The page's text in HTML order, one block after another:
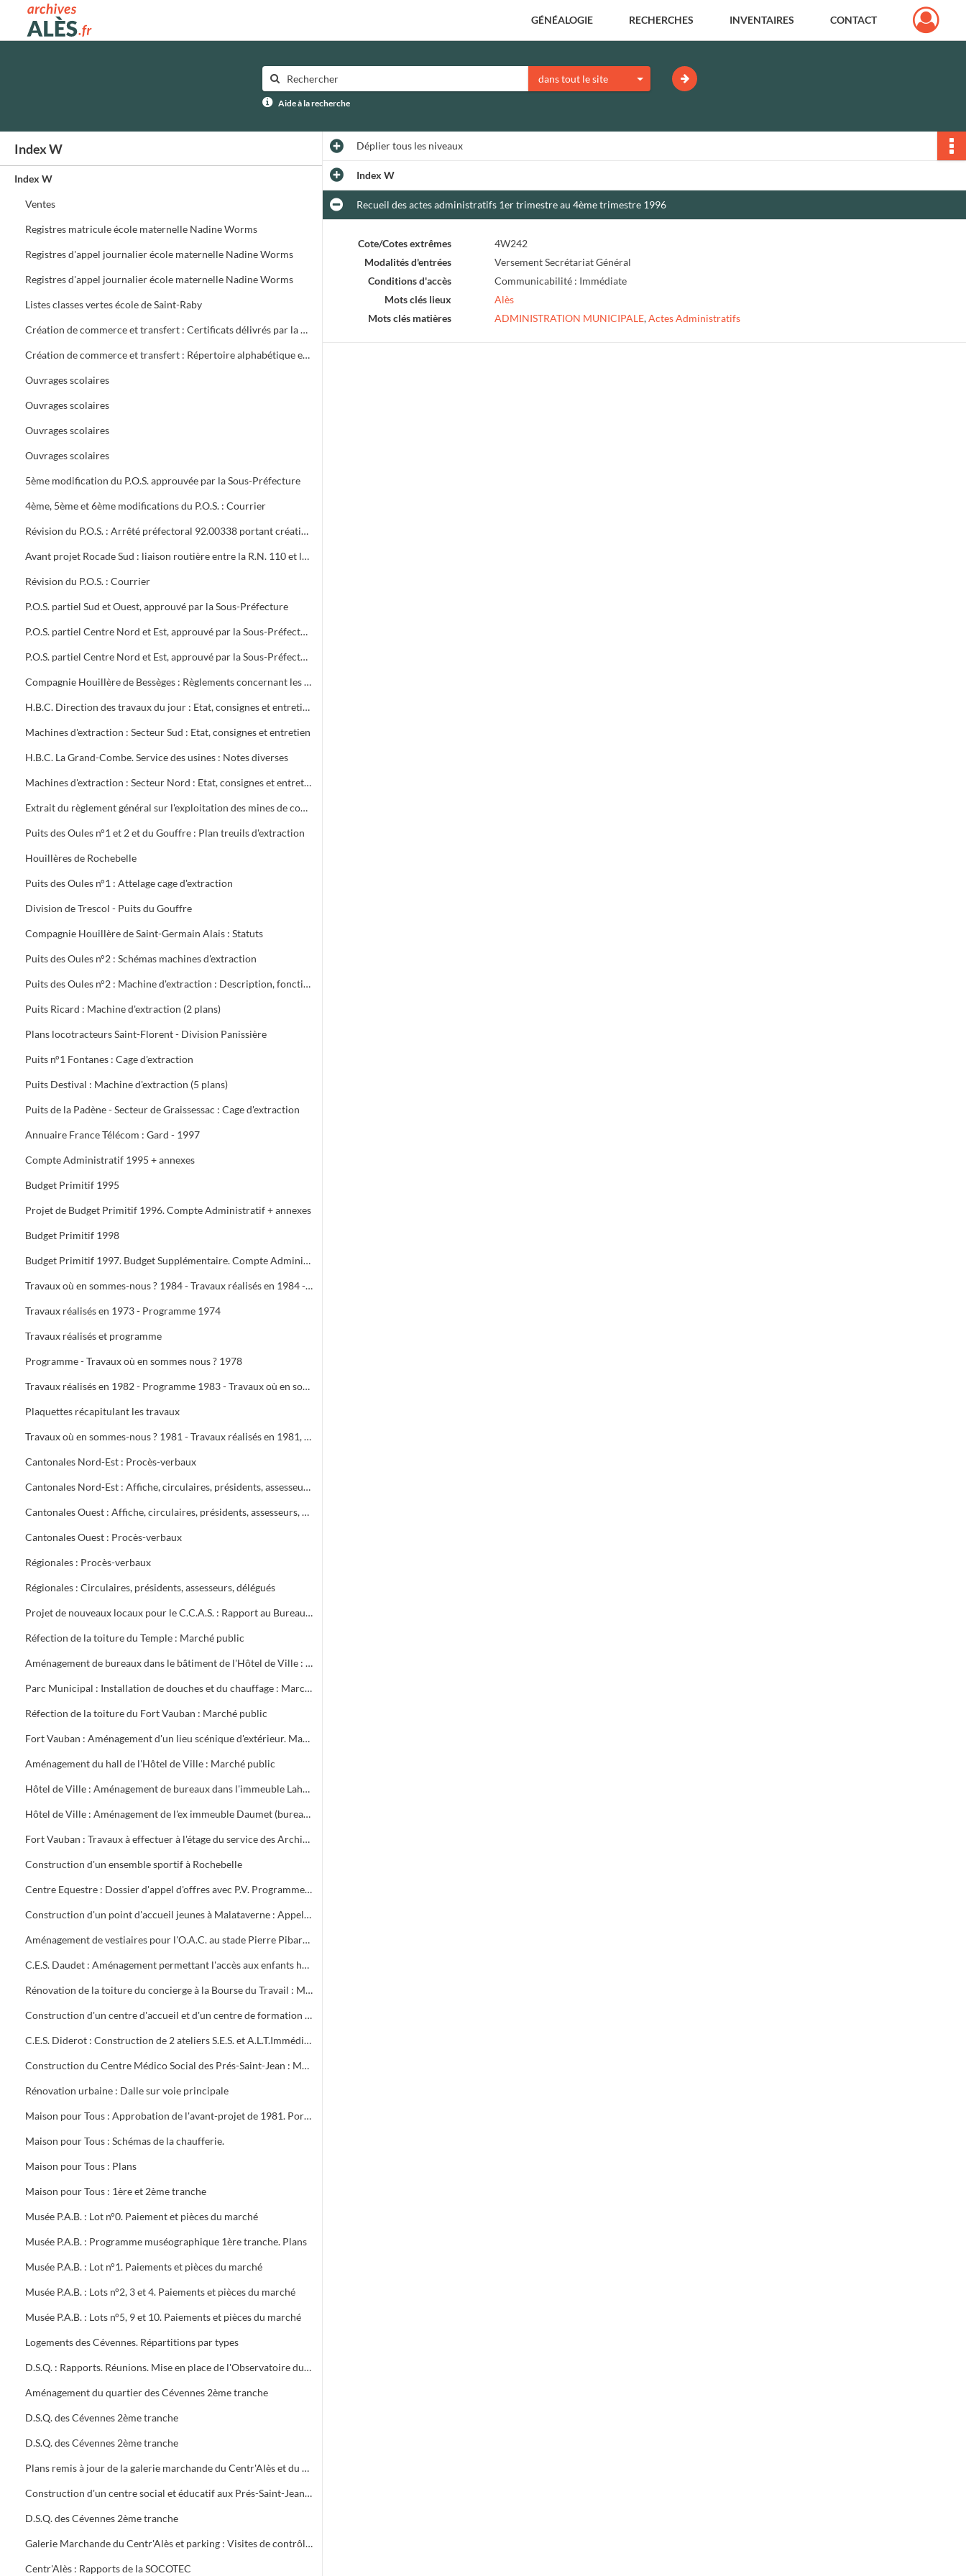
Archives municipales d'Alès GÉNÉALOGIE RECHERCHES INVENTAIRES CONTACT
dans tout le site
Aide à la recherche
Index W
Index W
Ventes
Registres matricule école maternelle Nadine Worms
Registres d'appel journalier école maternelle Nadine Worms
Registres d'appel journalier école maternelle Nadine Worms
Listes classes vertes école de Saint-Raby
Création de commerce et transfert : Certificats délivrés par la mairie
Création de commerce et transfert : Répertoire alphabétique et chronologique
Ouvrages scolaires
Ouvrages scolaires
Ouvrages scolaires
Ouvrages scolaires
5ème modification du P.O.S. approuvée par la Sous-Préfecture
4ème, 5ème et 6ème modifications du P.O.S. : Courrier
Révision du P.O.S. : Arrêté préfectoral 92.00338 portant création d'utilité publique projet à 2x2 voies R.N.106 entre Alès et Boucoiran
Avant projet Rocade Sud : liaison routière entre la R.N. 110 et la R.N. 106
Révision du P.O.S. : Courrier
P.O.S. partiel Sud et Ouest, approuvé par la Sous-Préfecture
P.O.S. partiel Centre Nord et Est, approuvé par la Sous-Préfecture
P.O.S. partiel Centre Nord et Est, approuvé par la Sous-Préfecture
Compagnie Houillère de Bessèges : Règlements concernant les ouvriers
H.B.C. Direction des travaux du jour : Etat, consignes et entretien des machines d'extraction
Machines d'extraction : Secteur Sud : Etat, consignes et entretien
H.B.C. La Grand-Combe. Service des usines : Notes diverses
Machines d'extraction : Secteur Nord : Etat, consignes et entretien
Extrait du règlement général sur l'exploitation des mines de combustibles : décret du 13 août 1911 modifié en mai 1931
Puits des Oules n°1 et 2 et du Gouffre : Plan treuils d'extraction
Houillères de Rochebelle
Puits des Oules n°1 : Attelage cage d'extraction
Division de Trescol - Puits du Gouffre
Compagnie Houillère de Saint-Germain Alais : Statuts
Puits des Oules n°2 : Schémas machines d'extraction
Puits des Oules n°2 : Machine d'extraction : Description, fonctionnement, conduite et entretien : 3 documents
Puits Ricard : Machine d'extraction (2 plans)
Plans locotracteurs Saint-Florent - Division Panissière
Puits n°1 Fontanes : Cage d'extraction
Puits Destival : Machine d'extraction (5 plans)
Puits de la Padène - Secteur de Graissessac : Cage d'extraction
Annuaire France Télécom : Gard - 1997
Compte Administratif 1995 + annexes
Budget Primitif 1995
Projet de Budget Primitif 1996. Compte Administratif + annexes
Budget Primitif 1998
Budget Primitif 1997. Budget Supplémentaire. Compte Administratif + annexes
Travaux où en sommes-nous ? 1984 - Travaux réalisés en 1984 - Programme 1985 - Travaux 1987
Travaux réalisés en 1973 - Programme 1974
Travaux réalisés et programme
Programme - Travaux où en sommes nous ? 1978
Travaux réalisés en 1982 - Programme 1983 - Travaux où en sommes-nous ? 1983 - Travaux réalisés en 1983 - Programme 1984
Plaquettes récapitulant les travaux
Travaux où en sommes-nous ? 1981 - Travaux réalisés en 1981, programme 1982 - Travaux où en sommes-nous ? 1982
Cantonales Nord-Est : Procès-verbaux
Cantonales Nord-Est : Affiche, circulaires, présidents, assesseurs, délégués
Cantonales Ouest : Affiche, circulaires, présidents, assesseurs, délégués
Cantonales Ouest : Procès-verbaux
Régionales : Procès-verbaux
Régionales : Circulaires, présidents, assesseurs, délégués
Projet de nouveaux locaux pour le C.C.A.S. : Rapport au Bureau Municipal
Réfection de la toiture du Temple : Marché public
Aménagement de bureaux dans le bâtiment de l'Hôtel de Ville : Marché public
Parc Municipal : Installation de douches et du chauffage : Marché public
Réfection de la toiture du Fort Vauban : Marché public
Fort Vauban : Aménagement d'un lieu scénique d'extérieur. Marché public
Aménagement du hall de l'Hôtel de Ville : Marché public
Hôtel de Ville : Aménagement de bureaux dans l'immeuble Lahondès (3 tranches) : Marché public
Hôtel de Ville : Aménagement de l'ex immeuble Daumet (bureaux du 2ème étage Informatique, cave escalier) : Marché public
Fort Vauban : Travaux à effectuer à l'étage du service des Archives. Liste du mobilier à acheter. Installation du Fonds Ancien de la Bibliothèque
Construction d'un ensemble sportif à Rochebelle
Centre Equestre : Dossier d'appel d'offres avec P.V. Programme du concours. Réunions de chantier
Construction d'un point d'accueil jeunes à Malataverne : Appel d'offres
Aménagement de vestiaires pour l'O.A.C. au stade Pierre Pibarot : Estimatif
C.E.S. Daudet : Aménagement permettant l'accès aux enfants handicapés. Projet et marché public
Rénovation de la toiture du concierge à la Bourse du Travail : Marché public
Construction d'un centre d'accueil et d'un centre de formation pour l'O.A.C. Programme
C.E.S. Diderot : Construction de 2 ateliers S.E.S. et A.L.T.Immédiate. Marché public
Construction du Centre Médico Social des Prés-Saint-Jean : Marché public
Rénovation urbaine : Dalle sur voie principale
Maison pour Tous : Approbation de l'avant-projet de 1981. Portrait de Louis Aragon " un éternel printemps ". Calque de l'aménagement intérieur
Maison pour Tous : Schémas de la chaufferie.
Maison pour Tous : Plans
Maison pour Tous : 1ère et 2ème tranche
Musée P.A.B. : Lot n°0. Paiement et pièces du marché
Musée P.A.B. : Programme muséographique 1ère tranche. Plans
Musée P.A.B. : Lot n°1. Paiements et pièces du marché
Musée P.A.B. : Lots n°2, 3 et 4. Paiements et pièces du marché
Musée P.A.B. : Lots n°5, 9 et 10. Paiements et pièces du marché
Logements des Cévennes. Répartitions par types
D.S.Q. : Rapports. Réunions. Mise en place de l'Observatoire du logement du plan local de l'habitat
Aménagement du quartier des Cévennes 2ème tranche
D.S.Q. des Cévennes 2ème tranche
D.S.Q. des Cévennes 2ème tranche
Plans remis à jour de la galerie marchande du Centr'Alès et du parking
Construction d'un centre social et éducatif aux Prés-Saint-Jean Maison du Moulinet : Marché public (2ème tranche)
D.S.Q. des Cévennes 2ème tranche
Galerie Marchande du Centr'Alès et parking : Visites de contrôle de la commission de sécurité
Centr'Alès : Rapports de la SOCOTEC
Dépliertous les niveaux
Index W
Recueil des actes administratifs 1er trimestre au 4ème trimestre 1996
Cote/Cotes extrêmes
4W242
Modalités d'entrées
Versement Secrétariat Général
Conditions d'accès
Communicabilité : Immédiate
Mots clés lieux
Alès
Mots clés matières
ADMINISTRATION MUNICIPALE,Actes Administratifs